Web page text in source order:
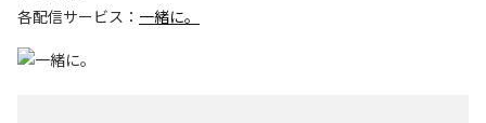
各配信サービス： 一緒に。